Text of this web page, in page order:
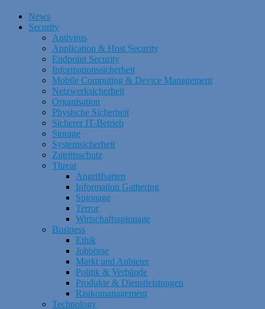
News
Security
Antivirus
Application & Host Security
Endpoint Security
Informationssicherheit
Mobile Computing & Device Management
Netzwerksicherheit
Organisation
Physische Sicherheit
Sicherer IT-Betrieb
Storage
Systemsicherheit
Zutrittsschutz
Threat
Angriffsarten
Information Gathering
Spionage
Terror
Wirtschaftsspionage
Business
Ethik
Jobbörse
Markt und Anbieter
Politik & Verbände
Produkte & Dienstleistungen
Risikomanagement
Technology